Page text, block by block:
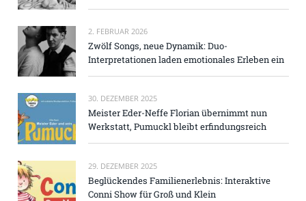
2. FEBRUAR 2026
Zwölf Songs, neue Dynamik: Duo-
Interpretationen laden emotionales Erleben ein
30. DEZEMBER 2025
Meister Eder-Neffe Florian übernimmt nun
Werkstatt, Pumuckl bleibt erfindungsreich
29. DEZEMBER 2025
Beglückendes Familienerlebnis: Interaktive
Conni Show für Groß und Klein